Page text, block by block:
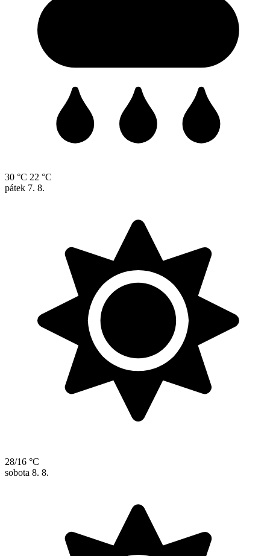
30 °C 22 °C
pátek 7. 8.
28/16 °C
sobota 8. 8.